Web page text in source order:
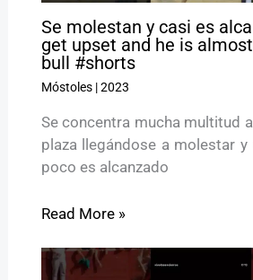
Se molestan y casi es
get upset and he is
bull #shorts
Móstoles|2023
Se concentra mucha multitud
plaza llegándose a molestar
poco es alcanzado
Read More »